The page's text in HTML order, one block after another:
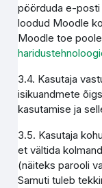
pöörduda e-posti
loodud Moodle
Moodle toe
3.4. Kasutaja
isikuandmete
kasutamise ja
3.5. Kasutaja
et vältida
(näiteks parooli
Samuti tuleb